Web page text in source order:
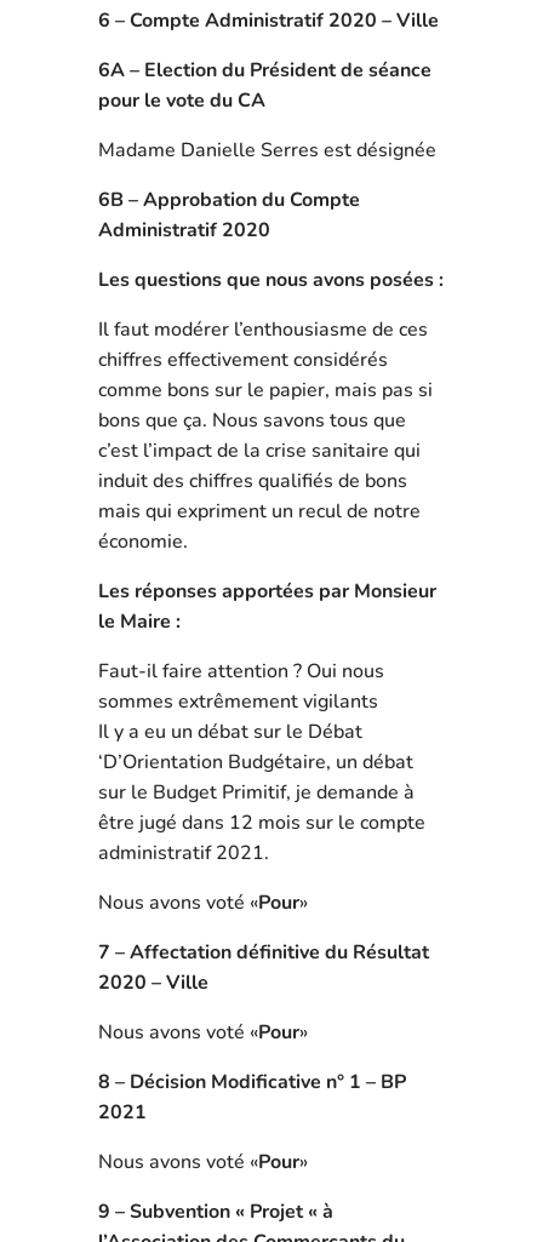
6 – Compte Administratif 2020 – Ville
6A – Election du Président de séance
pour le vote du CA
Madame Danielle Serres est désignée
6B – Approbation du Compte
Administratif 2020
Les questions que nous avons posées :
Il faut modérer l’enthousiasme de ces
chiffres effectivement considérés
comme bons sur le papier, mais pas si
bons que ça. Nous savons tous que
c’est l’impact de la crise sanitaire qui
induit des chiffres qualifiés de bons
mais qui expriment un recul de notre
économie.
Les réponses apportées par Monsieur
le Maire :
Faut-il faire attention ? Oui nous
sommes extrêmement vigilants
Il y a eu un débat sur le Débat
‘D’Orientation Budgétaire, un débat
sur le Budget Primitif, je demande à
être jugé dans 12 mois sur le compte
administratif 2021.
Nous avons voté «Pour»
7 – Affectation définitive du Résultat
2020 – Ville
Nous avons voté «Pour»
8 – Décision Modificative n° 1 – BP
2021
Nous avons voté «Pour»
9 – Subvention « Projet « à